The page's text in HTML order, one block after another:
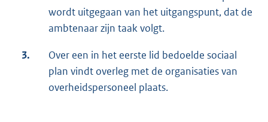
wordt uitgegaan van het uitgangspunt, dat de
ambtenaar zijn taak volgt.
3.
Over een in het eerste lid bedoelde sociaal
plan vindt overleg met de organisaties van
overheidspersoneel plaats.